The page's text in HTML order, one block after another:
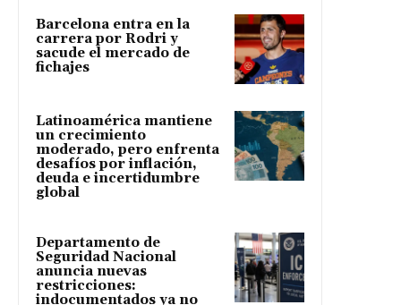
Barcelona entra en la
carrera por Rodri y
sacude el mercado de
fichajes
Latinoamérica mantiene
un crecimiento
moderado, pero enfrenta
desafíos por inflación,
deuda e incertidumbre
global
Departamento de
Seguridad Nacional
anuncia nuevas
restricciones:
indocumentados ya no